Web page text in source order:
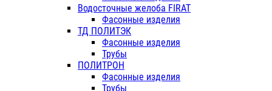
Водосточные желоба FIRAT
Фасонные изделия
ТД ПОЛИТЭК
Фасонные изделия
Трубы
ПОЛИТРОН
Фасонные изделия
Трубы